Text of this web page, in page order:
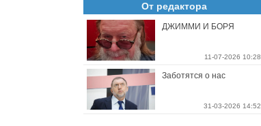
От редактора
ДЖИММИ И БОРЯ
11-07-2026 10:28
Заботятся о нас
31-03-2026 14:52